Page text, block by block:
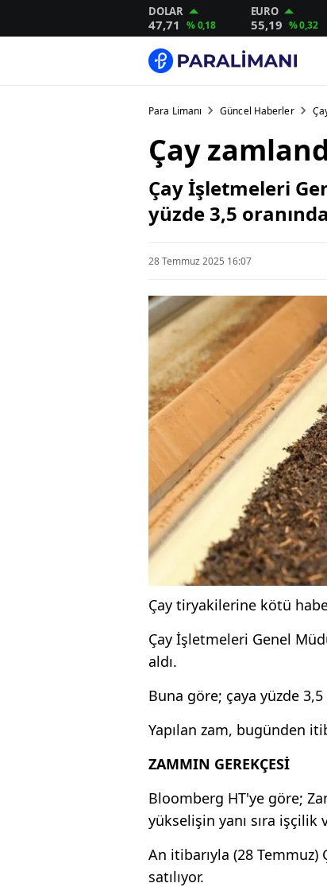
DOLAR
47,71 % 0,18
EURO
55,19 % 0,32
Para Limanı Güncel Haberler
Çay
Çay İşletmeleri
yüzde 3,5
28 Temmuz 2025 16:07
Çay tiryakilerine kötü
Çay İşletmeleri Genel
aldı.
Buna göre; çaya yüzde
Yapılan zam, bugünden
ZAMMIN GEREKÇESİ
Bloomberg HT'ye göre;
yükselişin yanı sıra
An itibarıyla (28 Temmuz)
satılıyor.